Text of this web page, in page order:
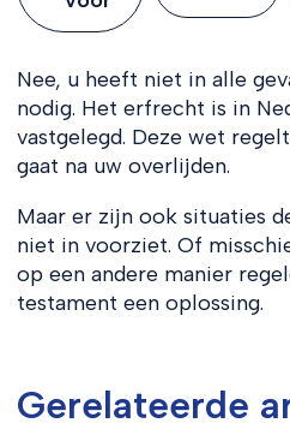
Nee, u heeft niet in alle
nodig. Het erfrecht is in
vastgelegd. Deze wet
gaat na uw overlijden.
Maar er zijn ook situaties
niet in voorziet. Of
op een andere manier
testament een oplossing.
Gerelateerde